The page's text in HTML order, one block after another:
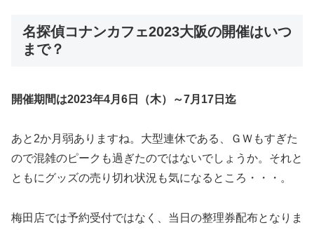
名探偵コナンカフェ2023大阪の開催はいつ
まで？
開催期間は2023年4月6日（木）～7月17日迄
あと2か月弱ありますね。大型連休である、ＧＷもすぎた
ので混雑のピークも過ぎたのではないでしょうか。それと
ともにグッズの売り切れ状況も気になるところ・・・。
梅田店では予約受付ではなく、当日の整理券配布となりま